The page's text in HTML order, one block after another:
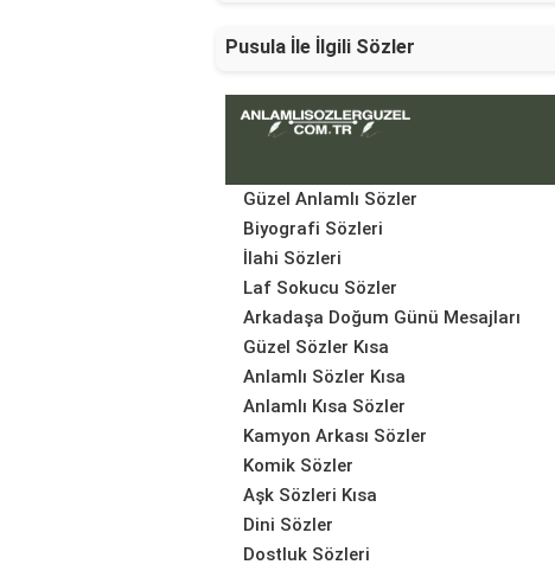
Pusula İle İlgili Sözler
Güzel Anlamlı Sözler
Biyografi Sözleri
İlahi Sözleri
Laf Sokucu Sözler
Arkadaşa Doğum Günü Mesajları
Güzel Sözler Kısa
Anlamlı Sözler Kısa
Anlamlı Kısa Sözler
Kamyon Arkası Sözler
Komik Sözler
Aşk Sözleri Kısa
Dini Sözler
Dostluk Sözleri